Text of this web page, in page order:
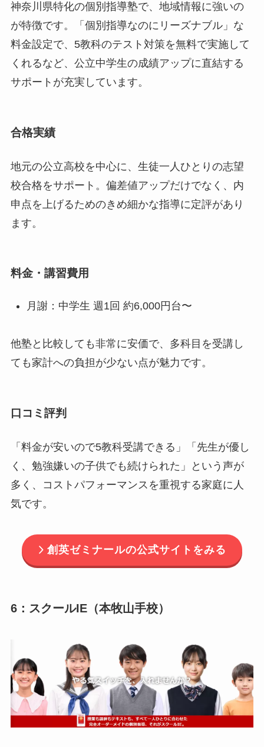
神奈川県特化の個別指導塾で、地域情報に強いの
が特徴です。「個別指導なのにリーズナブル」な
料金設定で、5教科のテスト対策を無料で実施して
くれるなど、公立中学生の成績アップに直結する
サポートが充実しています。
合格実績
地元の公立高校を中心に、生徒一人ひとりの志望
校合格をサポート。偏差値アップだけでなく、内
申点を上げるためのきめ細かな指導に定評があり
ます。
料金・講習費用
月謝：中学生 週1回 約6,000円台〜
他塾と比較しても非常に安価で、多科目を受講し
ても家計への負担が少ない点が魅力です。
口コミ評判
「料金が安いので5教科受講できる」「先生が優し
く、勉強嫌いの子供でも続けられた」という声が
多く、コストパフォーマンスを重視する家庭に人
気です。
創英ゼミナールの公式サイトをみる
6：スクールIE（本牧山手校）